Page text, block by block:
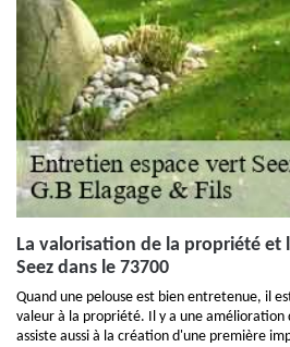
La valorisation de la propriété et
Seez dans le 73700
Quand une pelouse est bien entretenue, il
valeur à la propriété. Il y a une
assiste aussi à la création d'une première